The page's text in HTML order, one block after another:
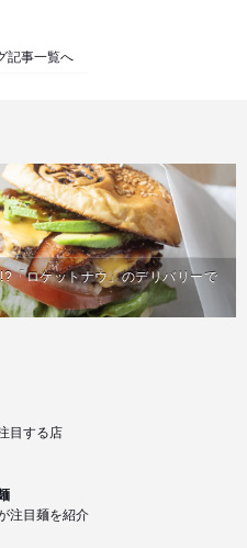
記事一覧へ
「ロケットナウ」のデリバリーで
目する店
注目麺を紹介